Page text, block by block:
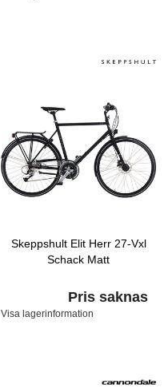
Skeppshult Elit Herr 27-Vxl
Schack Matt
Pris saknas
Visa lagerinformation